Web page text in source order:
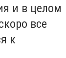
и в целом
все
к